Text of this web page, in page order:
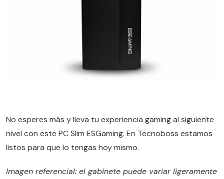
No esperes más y lleva tu experiencia gaming al siguiente
nivel con este PC Slim ESGaming. En Tecnoboss estamos
listos para que lo tengas hoy mismo.
Imagen referencial: el gabinete puede variar ligeramente